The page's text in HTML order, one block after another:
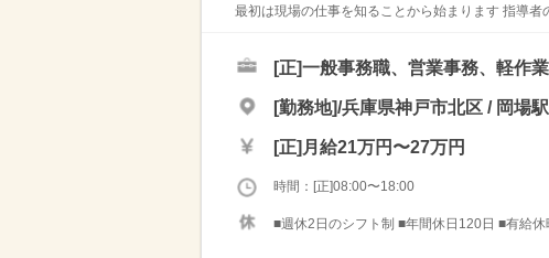
最初は現場の仕事を知ることから始まります 指導者
[正]一般事務職、営業事務、軽作
[勤務地]/兵庫県神戸市北区 / 岡場駅
[正] 月給21万円〜27万円
時間：[正]08:00〜18:00
■週休2日のシフト制 ■年間休日120日 ■有給